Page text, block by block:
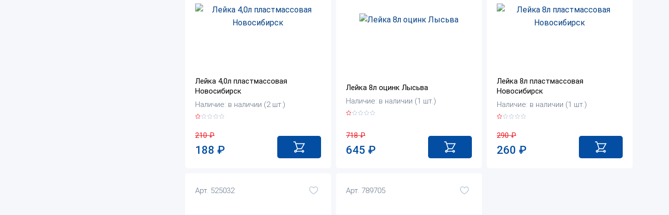
Лейка 4,0л пластмассовая
Новосибирск
Наличие: в наличии (2 шт.)
210₽
188 ₽
Лейка 8л оцинк Лысьва
Наличие: в наличии (1 шт.)
718₽
645 ₽
Лейка 8л пластмассовая
Новосибирск
Наличие: в наличии (1 шт.)
290₽
260 ₽
Арт. 525032 Арт. 789705